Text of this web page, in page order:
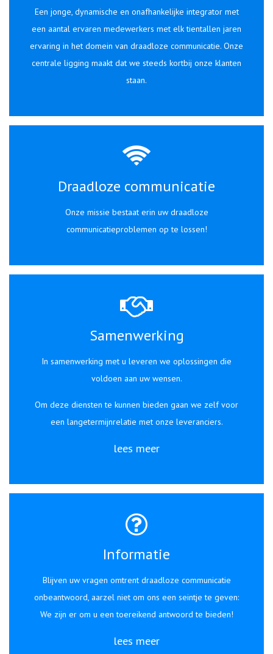
Een jonge, dynamische en onafhankelijke integrator met
een aantal ervaren medewerkers met elk tientallen jaren
ervaring in het domein van draadloze communicatie. Onze
centrale ligging maakt dat we steeds kortbij onze klanten
staan.
Draadloze communicatie
Onze missie bestaat erin uw draadloze
communicatieproblemen op te lossen!
Samenwerking
In samenwerking met u leveren we oplossingen die
voldoen aan uw wensen.
Om deze diensten te kunnen bieden gaan we zelf voor
een langetermijnrelatie met onze leveranciers.
lees meer
Informatie
Blijven uw vragen omtrent draadloze communicatie
onbeantwoord, aarzel niet om ons een seintje te geven:
We zijn er om u een toereikend antwoord te bieden!
lees meer